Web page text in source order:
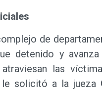
de
detenido y
las
le solicitó a la jueza